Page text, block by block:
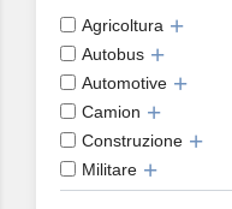
Agricoltura
Autobus
Automotive
Camion
Construzione
Militare